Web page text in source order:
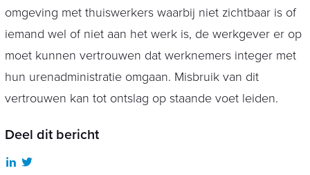
omgeving met thuiswerkers waarbij niet zichtbaar is of
iemand wel of niet aan het werk is, de werkgever er op
moet kunnen vertrouwen dat werknemers integer met
hun urenadministratie omgaan. Misbruik van dit
vertrouwen kan tot ontslag op staande voet leiden.
Deel dit bericht